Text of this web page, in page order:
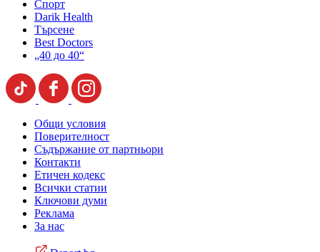
Спорт
Darik Health
Търсене
Best Doctors
„40 до 40“
Общи условия
Поверителност
Съдържание от партньори
Контакти
Етичен кодекс
Всички статии
Ключови думи
Реклама
За нас